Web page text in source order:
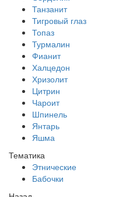
Танзанит
Тигровый глаз
Топаз
Турмалин
Фианит
Халцедон
Хризолит
Цитрин
Чароит
Шпинель
Янтарь
Яшма
Тематика
Этнические
Бабочки